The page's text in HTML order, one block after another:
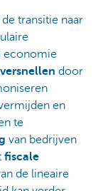
de transitie naar
economie
versnellen door
en
te
van bedrijven
fiscale
de lineaire